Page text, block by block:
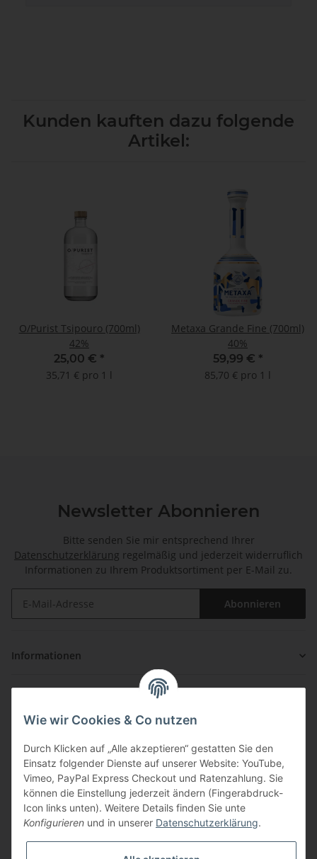
Kunden kauften dazu folgende
Artikel:
O/Purist Tsipouro (700ml)
42%
25,00 € *
35,71 € pro 1 l
Metaxa Grande Fine (700ml)
40%
59,99 € *
85,70 € pro 1 l
Newsletter Abonnieren
Bitte senden Sie mir entsprechend Ihrer
Datenschutzerklärung regelmäßig und jederzeit widerruflich
Informationen zu Ihrem Produktsortiment per E-Mail zu.
Abonnieren
Informationen
Über uns
Wie wir Cookies & Co nutzen
Durch Klicken auf „Alle akzeptieren“ gestatten Sie den
Einsatz folgender Dienste auf unserer Website: YouTube,
Vimeo, PayPal Express Checkout und Ratenzahlung. Sie
können die Einstellung jederzeit ändern (Fingerabdruck-
Icon links unten). Weitere Details finden Sie unte
Konfigurieren und in unserer Datenschutzerklärung.